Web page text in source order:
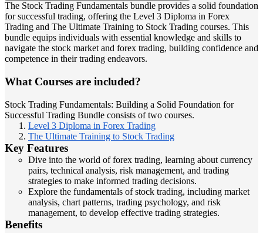
The Stock Trading Fundamentals bundle provides a solid foundation
for successful trading, offering the Level 3 Diploma in Forex
Trading and The Ultimate Training to Stock Trading courses. This
bundle equips individuals with essential knowledge and skills to
navigate the stock market and forex trading, building confidence and
competence in their trading endeavors.
What Courses are included?
Stock Trading Fundamentals: Building a Solid Foundation for
Successful Trading Bundle consists of two courses.
Level 3 Diploma in Forex Trading
The Ultimate Training to Stock Trading
Key Features
Dive into the world of forex trading, learning about currency
pairs, technical analysis, risk management, and trading
strategies to make informed trading decisions.
Explore the fundamentals of stock trading, including market
analysis, chart patterns, trading psychology, and risk
management, to develop effective trading strategies.
Benefits